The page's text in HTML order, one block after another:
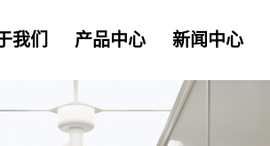
我们 产品中心 新闻中心